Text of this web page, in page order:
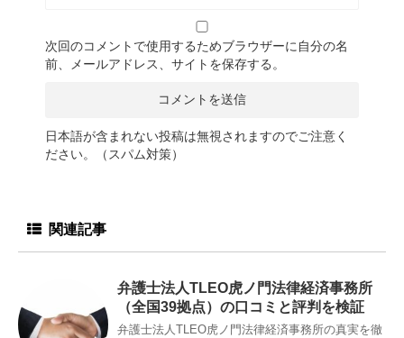
次回のコメントで使用するためブラウザーに自分の名
前、メールアドレス、サイトを保存する。
日本語が含まれない投稿は無視されますのでご注意く
ださい。（スパム対策）
関連記事
弁護士法人TLEO虎ノ門法律経済事務所
（全国39拠点）の口コミと評判を検証
弁護士法人TLEO虎ノ門法律経済事務所の真実を徹